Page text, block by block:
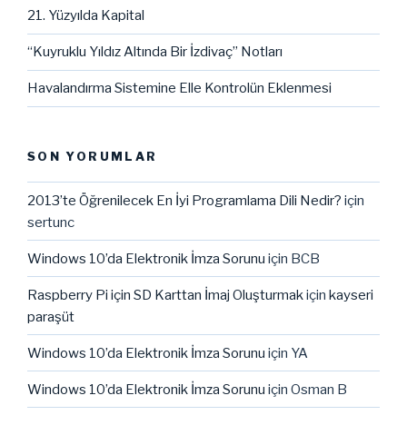
21. Yüzyılda Kapital
“Kuyruklu Yıldız Altında Bir İzdivaç” Notları
Havalandırma Sistemine Elle Kontrolün Eklenmesi
SON YORUMLAR
2013’te Öğrenilecek En İyi Programlama Dili Nedir? için
sertunc
Windows 10’da Elektronik İmza Sorunu için BCB
Raspberry Pi için SD Karttan İmaj Oluşturmakiçin kayseri
paraşüt
Windows 10’da Elektronik İmza Sorunu için YA
Windows 10’da Elektronik İmza Sorunu için Osman B